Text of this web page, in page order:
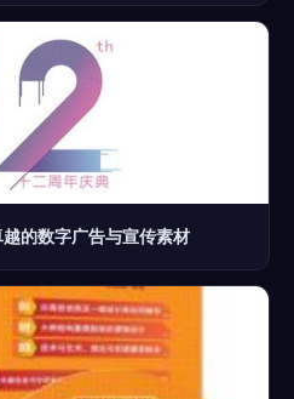
的数字广告与宣传素材